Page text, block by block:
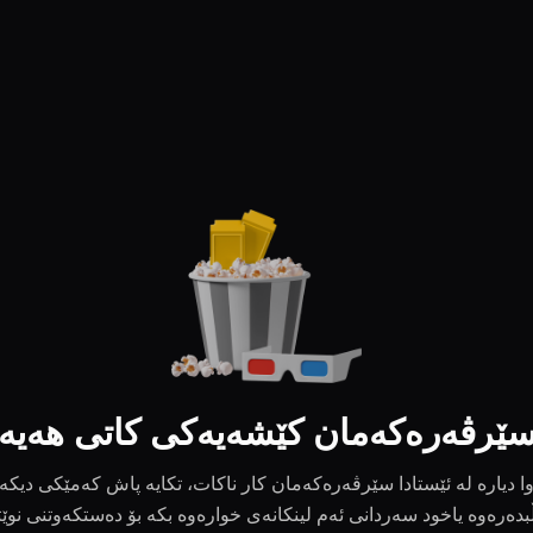
کێشەیەکی کاتی
وا دیارە لە ئێستادا سێرڤەرەکەمان کار ناکات، تکایە پاش کەمێکی دیکە
یاخود سەردانی ئەم لینکانەی خوارەوە بکە بۆ دەستکەوتنی